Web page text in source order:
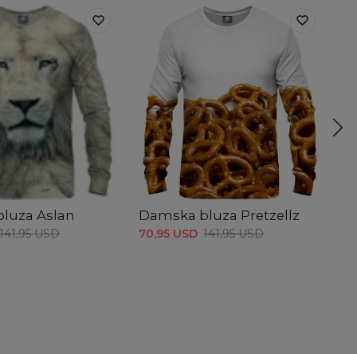
Aslan
141,95 USD
Damska bluza Pretzellz
70,95 USD 141,95 USD